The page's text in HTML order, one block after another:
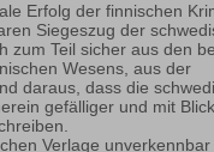
Erfolg der finnischen
Siegeszug der
zum Teil sicher aus den
Wesens, aus der
daraus, dass die
gefälliger und mit
Verlage